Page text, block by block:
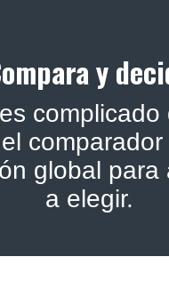
y
complicado
global para
a elegir.